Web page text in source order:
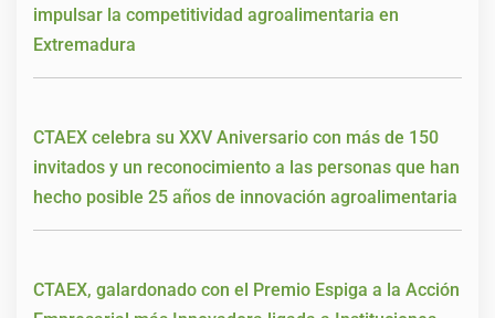
impulsar la competitividad agroalimentaria en
Extremadura
CTAEX celebra su XXV Aniversario con más de 150
invitados y un reconocimiento a las personas que han
hecho posible 25 años de innovación agroalimentaria
CTAEX, galardonado con el Premio Espiga a la Acción